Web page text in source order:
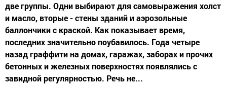
две группы. Одни выбирают для самовыражения холст
и масло, вторые - стены зданий и аэрозольные
баллончики с краской. Как показывает время,
последних значительно поубавилось. Года четыре
назад граффити на домах, гаражах, заборах и прочих
бетонных и железных поверхностях появлялись с
завидной регулярностью. Речь не...